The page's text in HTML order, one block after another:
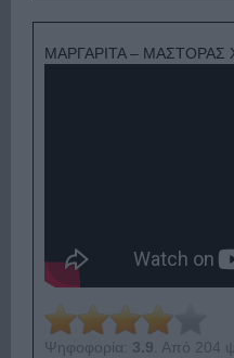
ΜΑΡΓΑΡΙΤΑ – ΜΑΣΤΟΡΑΣ
Ψηφοφορία: 3.9 . Από 204